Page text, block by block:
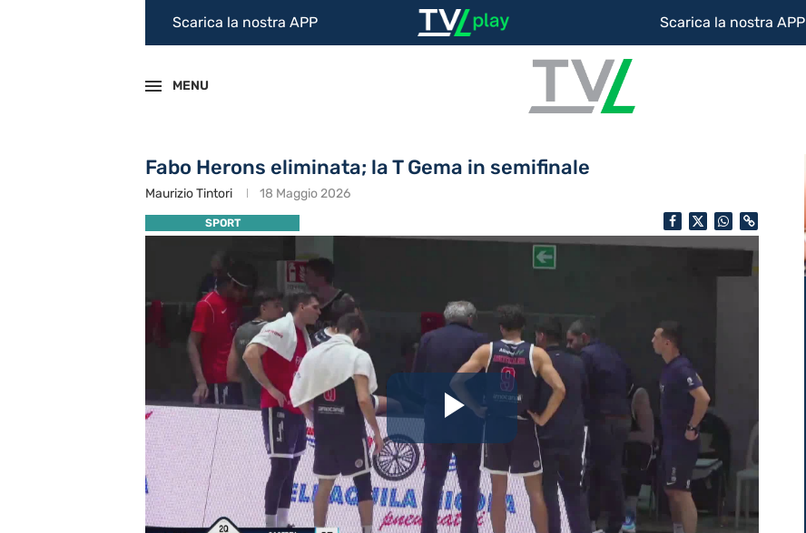
Scarica la nostra APP Scarica la nostra APP
MENU
Fabo Herons eliminata; la T Gema in semifinale
Maurizio Tintori 18 Maggio 2026
SPORT
Riproduci
il